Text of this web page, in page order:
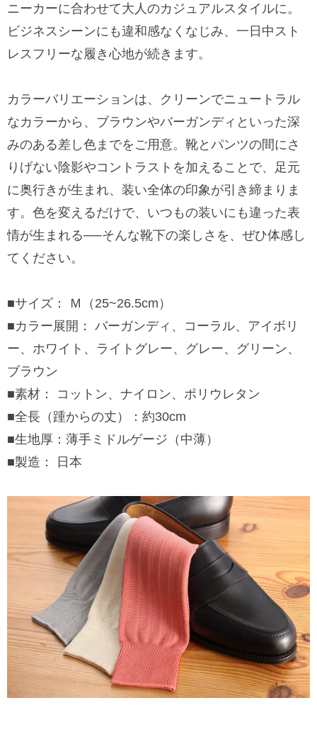
ニーカーに合わせて大人のカジュアルスタイルに。
ビジネスシーンにも違和感なくなじみ、一日中スト
レスフリーな履き心地が続きます。
カラーバリエーションは、クリーンでニュートラル
なカラーから、ブラウンやバーガンディといった深
みのある差し色までをご用意。靴とパンツの間にさ
りげない陰影やコントラストを加えることで、足元
に奥行きが生まれ、装い全体の印象が引き締まりま
す。色を変えるだけで、いつもの装いにも違った表
情が生まれる──そんな靴下の楽しさを、ぜひ体感し
てください。
■サイズ： Ｍ（25~26.5cm）
■カラー展開： バーガンディ、コーラル、アイボリ
ー、ホワイト、ライトグレー、グレー、グリーン、
ブラウン
■素材： コットン、ナイロン、ポリウレタン
■全長（踵からの丈）：約30cm
■生地厚：薄手ミドルゲージ（中薄）
■製造： 日本